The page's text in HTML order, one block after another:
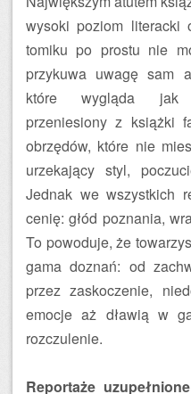
wysoki poziom literacki
tomiku po prostu nie
przykuwa uwagę sam
które wygląda jak
przeniesiony z książki
obrzędów, które nie
urzekający styl,
Jednak we wszystkich
cenię: głód poznania,
To powoduje, że
gama doznań: od
przez zaskoczenie,
emocje aż dławią w
rozczulenie.
Reportaże